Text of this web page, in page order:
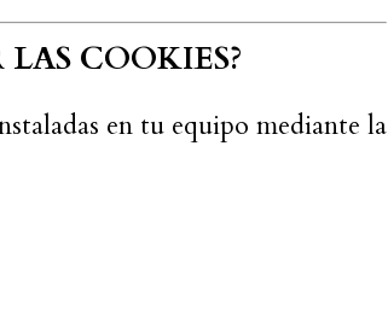
COOKIES?
en tu equipo mediante la